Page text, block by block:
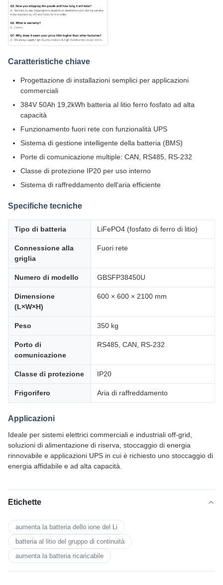
Caratteristiche chiave
Progettazione di installazioni semplici per applicazioni
commerciali
384V 50Ah 19,2kWh batteria al litio ferro fosfato ad alta
capacità
Funzionamento fuori rete con funzionalità UPS
Sistema di gestione intelligente della batteria (BMS)
Porte di comunicazione multiple: CAN, RS485, RS-232
Classe di protezione IP20 per uso interno
Sistema di raffreddamento dell'aria efficiente
Specifiche tecniche
Tipo di batteria LiFePO4 (fosfato di ferro di litio)
Connessione alla
griglia
Fuori rete
Numero di modello GBSFP38450U
Dimensione
(L×W×H)
600 × 600 × 2100 mm
Peso 350 kg
Porto di
comunicazione
RS485, CAN, RS-232
Classe di protezione IP20
Frigorifero Aria di raffreddamento
Applicazioni
Ideale per sistemi elettrici commerciali e industriali off-grid,
soluzioni di alimentazione di riserva, stoccaggio di energia
rinnovabile e applicazioni UPS in cui è richiesto uno stoccaggio di
energia affidabile e ad alta capacità.
Etichette
aumenta la batteria dello ione del Li
batteria al litio del gruppo di continuità
aumenta la batteria ricaricabile